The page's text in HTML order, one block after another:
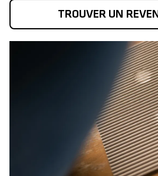
TROUVER UN